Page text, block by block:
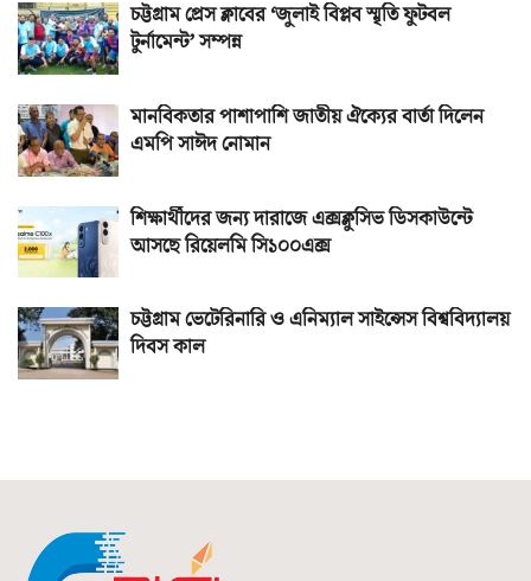
চট্টগ্রাম প্রেস ক্লাবের ‘জুলাই বিপ্লব স্মৃতি ফুটবল
টুর্নামেন্ট’ সম্পন্ন
মানবিকতার পাশাপাশি জাতীয় ঐক্যের বার্তা দিলেন
এমপি সাঈদ নোমান
শিক্ষার্থীদের জন্য দারাজে এক্সক্লুসিভ ডিসকাউন্টে
আসছে রিয়েলমি সি১০০এক্স
চট্টগ্রাম ভেটেরিনারি ও এনিম্যাল সাইন্সেস বিশ্ববিদ্যালয়
দিবস কাল